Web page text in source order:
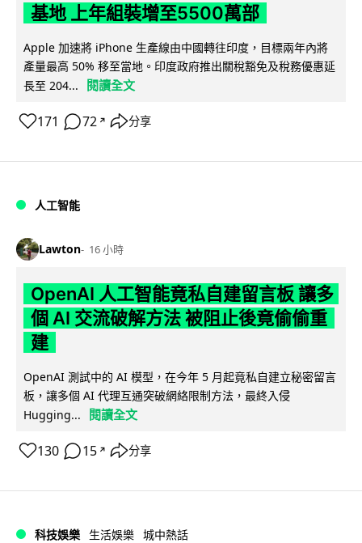
基地 上年組裝增至5500萬部
Apple 加速將 iPhone 生產線由中國轉往印度，目標兩年內將
產量最高 50% 移至當地。印度政府推出關稅豁免及稅務優惠延
長至 204...
閱讀全文
171 72 ↗ 分享
人工智能
Lawton 16 小時
OpenAI 人工智能竟私自建留言板 讓多
個 AI 交流破解方法 被阻止後竟偷偷重
建
OpenAI 測試中的 AI 模型，在今年 5 月起竟私自建立秘密留言
板，讓多個 AI 代理互通突破網絡限制方法，最終入侵
Hugging...
閱讀全文
130 15 ↗ 分享
科技娛樂 生活娛樂 城中熱話